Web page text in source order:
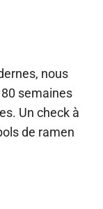
nous
semaines
Un check à
de ramen